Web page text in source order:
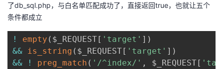
了db_sql.php，与白名单匹配成功了，直接返回true，也就让五个
条件都成立
! empty ( $_REQUEST[ 'target' ] )
&& is_string ( $_REQUEST[ 'target' ] )
&&
! preg_match ( '/^index/' , $_REQUEST[